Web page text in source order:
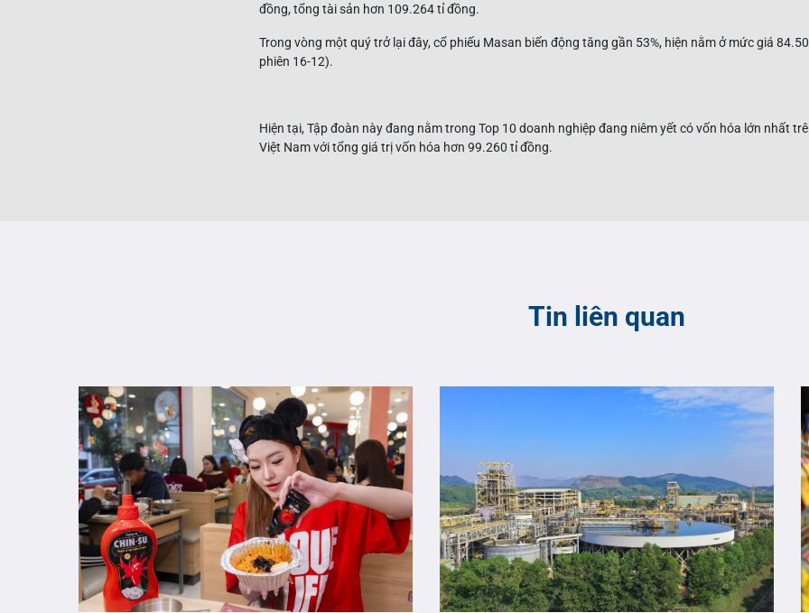
đồng, tổng tài sản hơn 109.264 tỉ đồng.
Trong vòng một quý trở lại đây, cổ phiếu Masan biến động tăng gần 53%, hiện nằm ở mức giá
phiên 16-12).
Hiện tại, Tập đoàn này đang nằm trong Top 10 doanh nghiệp đang niêm yết có vốn hóa lớn nhất
Việt Nam với tổng giá trị vốn hóa hơn 99.260 tỉ đồng.
Tin liên quan